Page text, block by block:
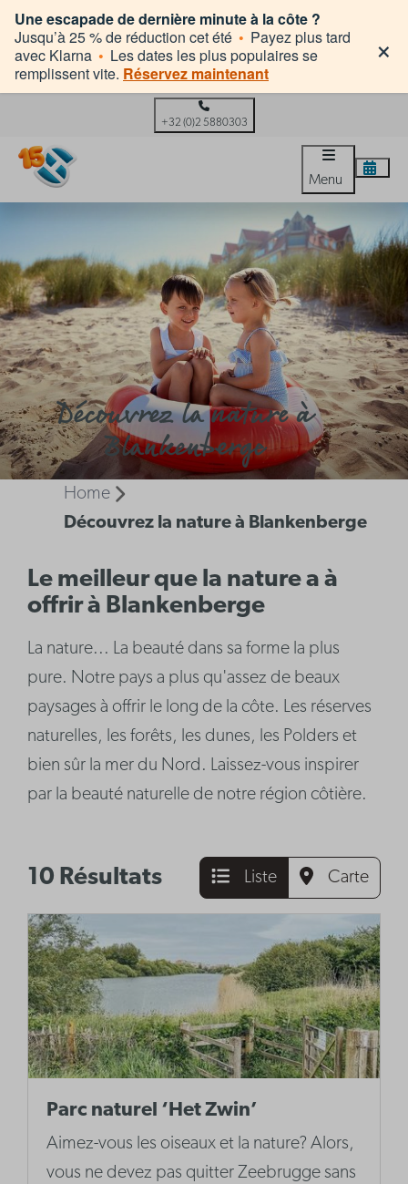
Une escapade de dernière minute à la côte ?
Jusqu’à 25 % de réduction cet été • Payez plus tard
avec Klarna • Les dates les plus populaires se
remplissent vite. Réservez maintenant
×
+32 (0)2 5880303
Menu
Découvrez la nature à
Blankenberge
Home
Découvrez la nature à Blankenberge
Le meilleur que la nature a à
offrir à Blankenberge
La nature... La beauté dans sa forme la plus
pure. Notre pays a plus qu'assez de beaux
paysages à offrir le long de la côte. Les réserves
naturelles, les forêts, les dunes, les Polders et
bien sûr la mer du Nord. Laissez-vous inspirer
par la beauté naturelle de notre région côtière.
10 Résultats Liste Carte
Parc naturel ‘Het Zwin’
Aimez-vous les oiseaux et la nature? Alors,
vous ne devez pas quitter Zeebrugge sans